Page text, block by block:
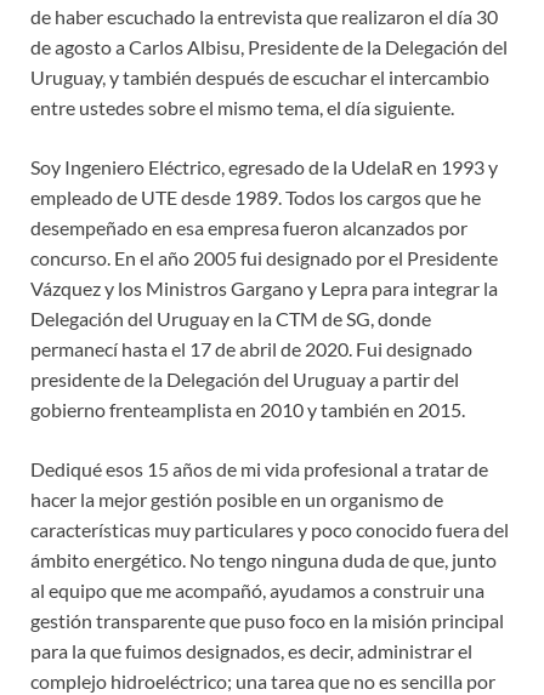
de haber escuchado la entrevista que realizaron el día 30
de agosto a Carlos Albisu, Presidente de la Delegación del
Uruguay, y también después de escuchar el intercambio
entre ustedes sobre el mismo tema, el día siguiente.
Soy Ingeniero Eléctrico, egresado de la UdelaR en 1993 y
empleado de UTE desde 1989. Todos los cargos que he
desempeñado en esa empresa fueron alcanzados por
concurso. En el año 2005 fui designado por el Presidente
Vázquez y los Ministros Gargano y Lepra para integrar la
Delegación del Uruguay en la CTM de SG, donde
permanecí hasta el 17 de abril de 2020. Fui designado
presidente de la Delegación del Uruguay a partir del
gobierno frenteamplista en 2010 y también en 2015.
Dediqué esos 15 años de mi vida profesional a tratar de
hacer la mejor gestión posible en un organismo de
características muy particulares y poco conocido fuera del
ámbito energético. No tengo ninguna duda de que, junto
al equipo que me acompañó, ayudamos a construir una
gestión transparente que puso foco en la misión principal
para la que fuimos designados, es decir, administrar el
complejo hidroeléctrico; una tarea que no es sencilla por